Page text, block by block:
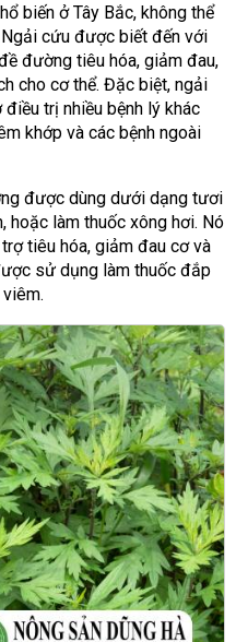
biến ở Tây Bắc, không thể
cứu được biết đến với
đường tiêu hóa, giảm đau,
cho cơ thể. Đặc biệt, ngải
trị nhiều bệnh lý khác
khớp và các bệnh ngoài
được dùng dưới dạng tươi
hoặc làm thuốc xông hơi. Nó
tiêu hóa, giảm đau cơ và
sử dụng làm thuốc đắp